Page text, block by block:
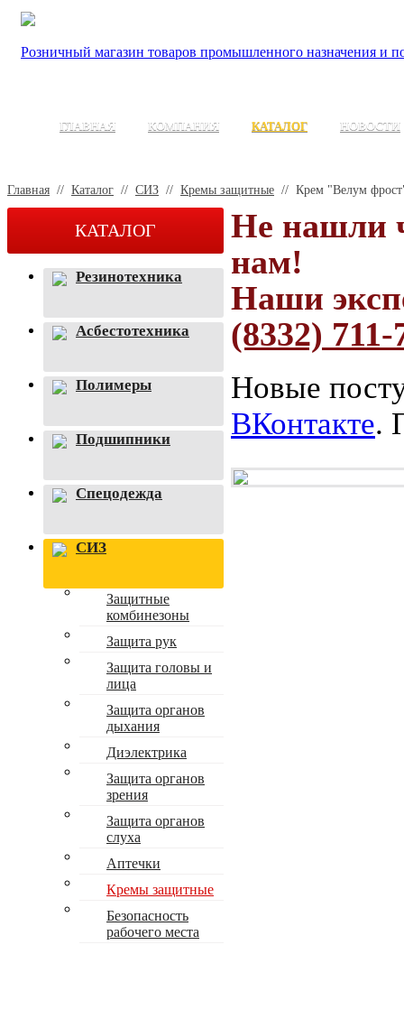
Розничный магазин товаров промышленного назначения и
ГЛАВНАЯ КОМПАНИЯ КАТАЛОГ НОВОСТИ
Главная // Каталог // СИЗ // Кремы защитные // Крем "Велум
КАТАЛОГ
Резинотехника
Асбестотехника
Полимеры
Подшипники
Спецодежда
СИЗ
Защитные
комбинезоны
Защита рук
Защита головы и
лица
Защита органов
дыхания
Диэлектрика
Защита органов
зрения
Защита органов
слуха
Аптечки
Кремы защитные
Безопасность
рабочего места
Не нашли
нам!
Наши
(8332) 711-
Новые
ВКонтакте.